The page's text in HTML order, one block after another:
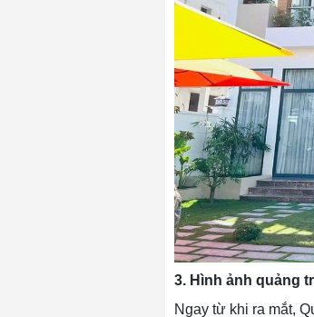
3. Hình ảnh quảng
Ngay từ khi ra mắt,